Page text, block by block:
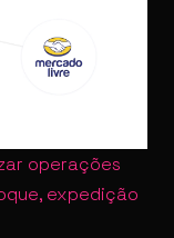
operações
expedição